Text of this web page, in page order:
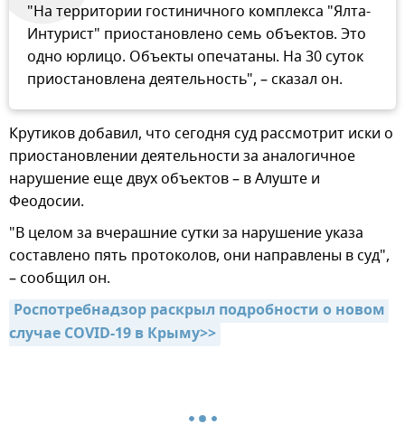
"На территории гостиничного комплекса "Ялта-
Интурист" приостановлено семь объектов. Это
одно юрлицо. Объекты опечатаны. На 30 суток
приостановлена деятельность", – сказал он.
Крутиков добавил, что сегодня суд рассмотрит иски о
приостановлении деятельности за аналогичное
нарушение еще двух объектов – в Алуште и
Феодосии.
"В целом за вчерашние сутки за нарушение указа
составлено пять протоколов, они направлены в суд",
– сообщил он.
Роспотребнадзор раскрыл подробности о новом
случае COVID-19 в Крыму>>